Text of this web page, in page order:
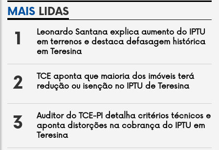
MAIS LIDAS
1
Leonardo Santana explica aumento do IPTU
em terrenos e destaca defasagem histórica
em Teresina
2
TCE aponta que maioria dos imóveis terá
redução ou isenção no IPTU de Teresina
3
Auditor do TCE-PI detalha critérios técnicos e
aponta distorções na cobrança do IPTU em
Teresina